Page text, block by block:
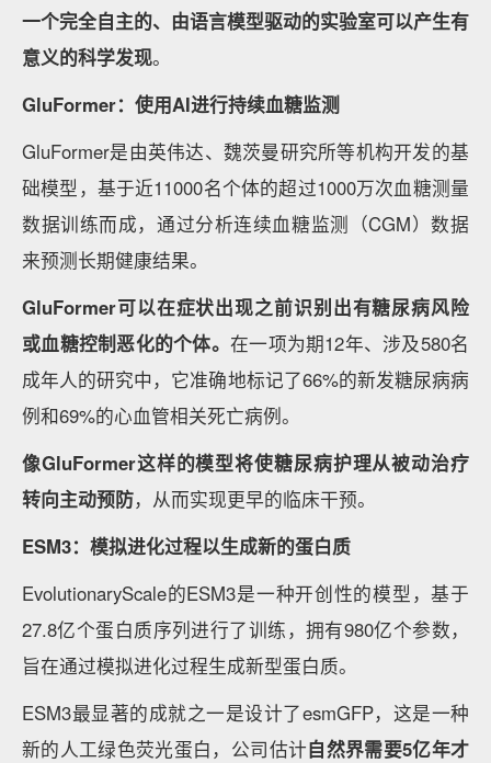
一个完全自主的、由语言模型驱动的实验室可以产生有
意义的科学发现。
GluFormer：使用AI进行持续血糖监测
GluFormer是由英伟达、魏茨曼研究所等机构开发的基
础模型，基于近11000名个体的超过1000万次血糖测量
数据训练而成，通过分析连续血糖监测（CGM）数据
来预测长期健康结果。
GluFormer可以在症状出现之前识别出有糖尿病风险
或血糖控制恶化的个体。 在一项为期12年、涉及580名
成年人的研究中，它准确地标记了66%的新发糖尿病病
例和69%的心血管相关死亡病例。
像GluFormer这样的模型将使糖尿病护理从被动治疗
转向主动预防，从而实现更早的临床干预。
ESM3：模拟进化过程以生成新的蛋白质
EvolutionaryScale的ESM3是一种开创性的模型，基于
27.8亿个蛋白质序列进行了训练，拥有980亿个参数，
旨在通过模拟进化过程生成新型蛋白质。
ESM3最显著的成就之一是设计了esmGFP，这是一种
新的人工绿色荧光蛋白，公司估计自然界需要5亿年才